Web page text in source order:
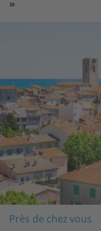
»
Près de chez vous